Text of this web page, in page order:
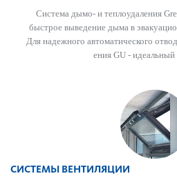
Сис­тема дымо- и теплоуда­л­ения
быстрое выведение дыма в
Для надежного автом­ат­ичес­кого
ения GU -
СИСТЕМЫ ВЕНТИЛЯЦИИ